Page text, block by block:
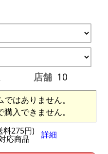
店舗 10
はありません。
入できません。
料275円)
応商品 詳細